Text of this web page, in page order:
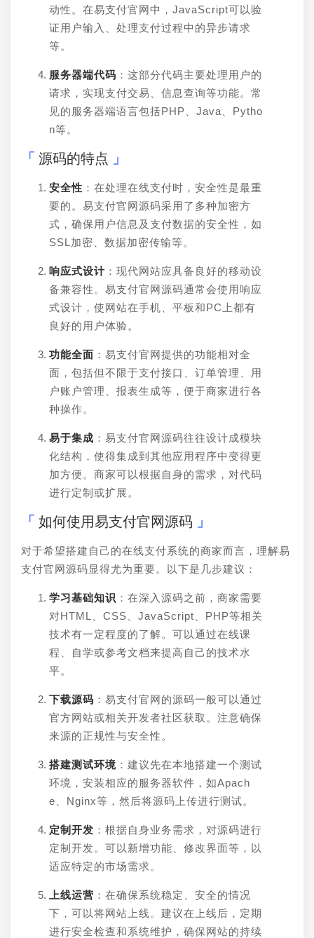
动性。在易支付官网中，JavaScript可以验
证用户输入、处理支付过程中的异步请求
等。
服务器端代码 ：这部分代码主要处理用户的
请求，实现支付交易、信息查询等功能。常
见的服务器端语言包括PHP、Java、Pytho
n等。
源码的特点
安全性 ：在处理在线支付时，安全性是最重
要的。易支付官网源码采用了多种加密方
式，确保用户信息及支付数据的安全性，如
SSL加密、数据加密传输等。
响应式设计 ：现代网站应具备良好的移动设
备兼容性。易支付官网源码通常会使用响应
式设计，使网站在手机、平板和PC上都有
良好的用户体验。
功能全面 ：易支付官网提供的功能相对全
面，包括但不限于支付接口、订单管理、用
户账户管理、报表生成等，便于商家进行各
种操作。
易于集成 ：易支付官网源码往往设计成模块
化结构，使得集成到其他应用程序中变得更
加方便。商家可以根据自身的需求，对代码
进行定制或扩展。
如何使用易支付官网源码
对于希望搭建自己的在线支付系统的商家而言，理解易
支付官网源码显得尤为重要。以下是几步建议：
学习基础知识 ：在深入源码之前，商家需要
对HTML、CSS、JavaScript、PHP等相关
技术有一定程度的了解。可以通过在线课
程、自学或参考文档来提高自己的技术水
平。
下载源码 ：易支付官网的源码一般可以通过
官方网站或相关开发者社区获取。注意确保
来源的正规性与安全性。
搭建测试环境 ：建议先在本地搭建一个测试
环境，安装相应的服务器软件，如Apach
e、Nginx等，然后将源码上传进行测试。
定制开发 ：根据自身业务需求，对源码进行
定制开发。可以新增功能、修改界面等，以
适应特定的市场需求。
上线运营 ：在确保系统稳定、安全的情况
下，可以将网站上线。建议在上线后，定期
进行安全检查和系统维护，确保网站的持续